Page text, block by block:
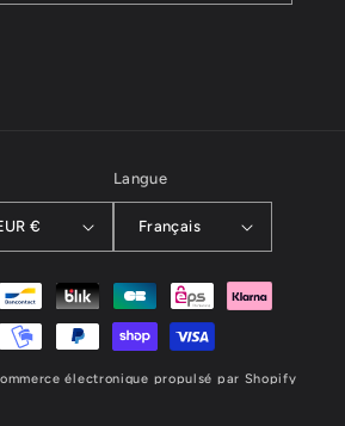
France | EUR €
Langue
Français
électronique propulsé par Shopify